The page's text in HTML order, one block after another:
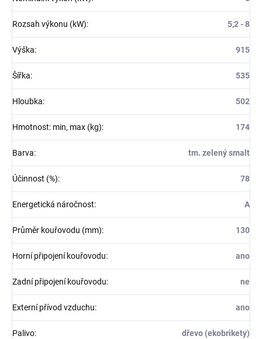
Rozsah výkonu (kW): 5,2 - 8
Výška: 915
Šířka: 535
Hloubka: 502
Hmotnost: min, max (kg): 174
Barva: tm. zelený smalt
Účinnost (%): 78
Energetická náročnost: A
Průměr kouřovodu (mm): 130
Horní připojení kouřovodu: ano
Zadní připojení kouřovodu: ne
Externí přívod vzduchu: ano
Palivo: dřevo (ekobrikety)